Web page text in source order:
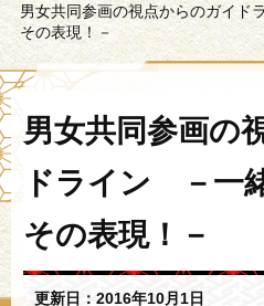
の
先
頭
で
す
男女共同参画の視点からのガイ
その表現！－
文
ら
男女共同参画の
ドライン －一
その表現！－
更新日：2016年10月1日